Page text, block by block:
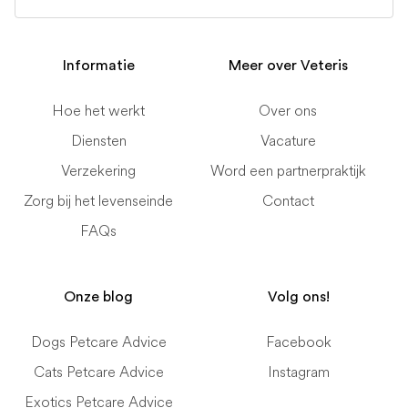
Informatie
Hoe het werkt
Diensten
Verzekering
Zorg bij het levenseinde
FAQs
Meer over Veteris
Over ons
Vacature
Word een partnerpraktijk
Contact
Onze blog
Dogs Petcare Advice
Cats Petcare Advice
Exotics Petcare Advice
Volg ons!
Facebook
Instagram